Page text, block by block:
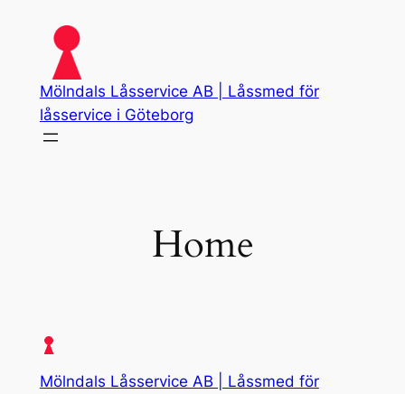
content
Mölndals Låsservice AB | Låssmed för
låsservice i Göteborg
Home
Mölndals Låsservice AB | Låssmed för